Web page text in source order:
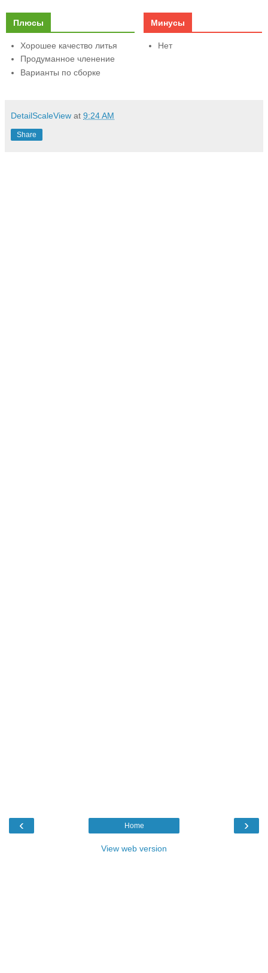
Плюсы
Хорошее качество литья
Продуманное членение
Варианты по сборке
Минусы
Нет
DetailScaleView at 9:24 AM
Share
‹ ›
Home
View web version